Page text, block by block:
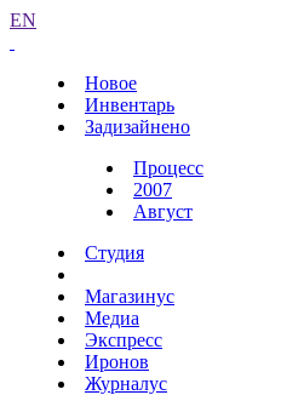
EN
Новое
Инвентарь
Задизайнено
Процесс
2007
Август
Студия
Магазинус
Медиа
Экспресс
Иронов
Журналус